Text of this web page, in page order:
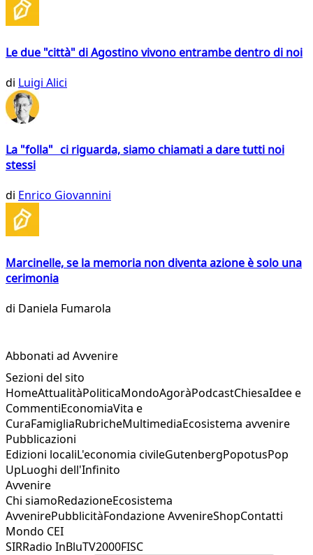
Le due "città" di Agostino vivono entrambe dentro di noi
di Luigi Alici
La "folla" ci riguarda, siamo chiamati a dare tutti noi
stessi
di Enrico Giovannini
Marcinelle, se la memoria non diventa azione è solo una
cerimonia
di Daniela Fumarola
Abbonati ad Avvenire
Sezioni del sito
HomeAttualitàPoliticaMondoAgoràPodcastChiesaIdee e
CommentiEconomiaVita e
CuraFamigliaRubricheMultimediaEcosistema avvenire
Pubblicazioni
Edizioni localiL'economia civileGutenbergPopotusPop
UpLuoghi dell'Infinito
Avvenire
Chi siamoRedazioneEcosistema
AvvenirePubblicitàFondazione AvvenireShopContatti
Mondo CEI
SIRRadio InBluTV2000FISC